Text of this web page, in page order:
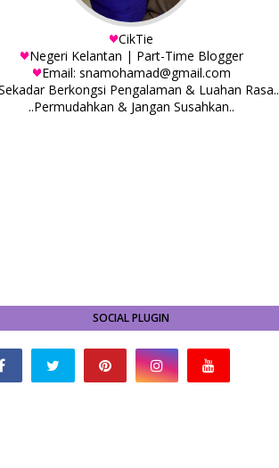
CikTie
Negeri Kelantan | Part-Time Blogger
Email: snamohamad@gmail.com
Berkongsi Pengalaman & Luahan Rasa..
..Permudahkan & Jangan Susahkan..
SOCIAL PLUGIN